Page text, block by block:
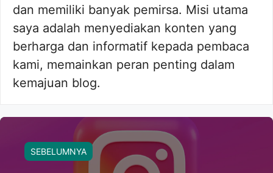
dan memiliki banyak pemirsa. Misi utama
saya adalah menyediakan konten yang
berharga dan informatif kepada pembaca
kami, memainkan peran penting dalam
kemajuan blog.
SEBELUMNYA